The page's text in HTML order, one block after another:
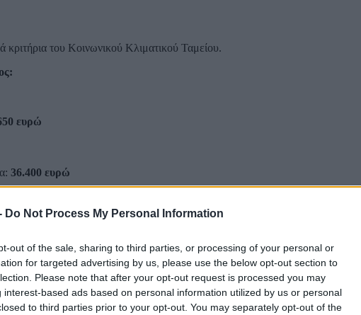
Do Not Process My Personal Information
out of the sale, sharing to third parties, or processing of your personal or
for targeted advertising by us, please use the below opt-out section to
Please note that after your opt-out request is processed you may
interest-based ads based on personal information utilized by us or personal
to third parties prior to your opt-out. You may separately opt-out of the
κριτήρια του Κοινωνικού Κλιματικού Ταμείου.
ευρώ
36.400 ευρώ
Οι ενδιαφερόμενοι θα πρέπει να εγγραφούν στο νέο
Περιβάλλοντος και Ενέργειας.
, που θα δίνει πρόσβαση στις δράσεις στήριξης, ενώ τα στοιχεία θα